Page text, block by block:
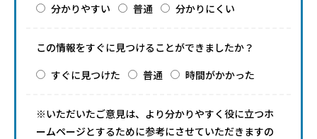
分かりやすい
普通 分かりにくい
この情報をすぐに見つけることができましたか？
すぐに見つけた
普通 時間がかかった
※いただいたご意見は、より分かりやすく役に立つホ
ームページとするために参考にさせていただきますの